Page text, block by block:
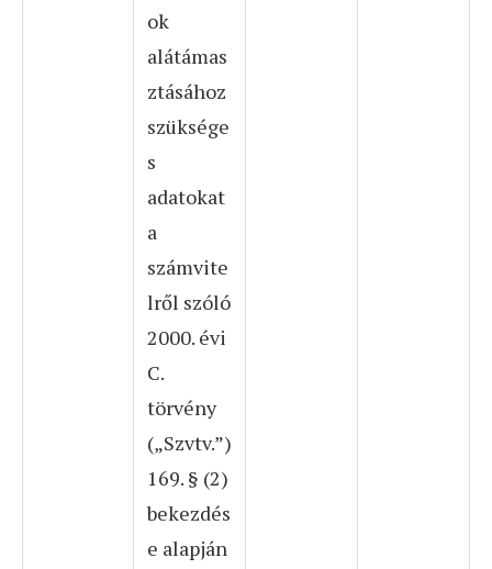
ok
alátámas
ztásához
szüksége
s
adatokat
a
számvite
lről szóló
2000. évi
C.
törvény
(„Szvtv.”)
169. § (2)
bekezdés
e alapján